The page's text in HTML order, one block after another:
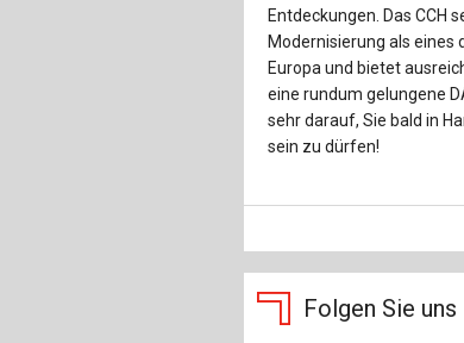
Entdeckungen. Das
Modernisierung als
Europa und bietet
eine rundum gelungene
sehr darauf, Sie bald in
sein zu dürfen!
Folgen Sie uns